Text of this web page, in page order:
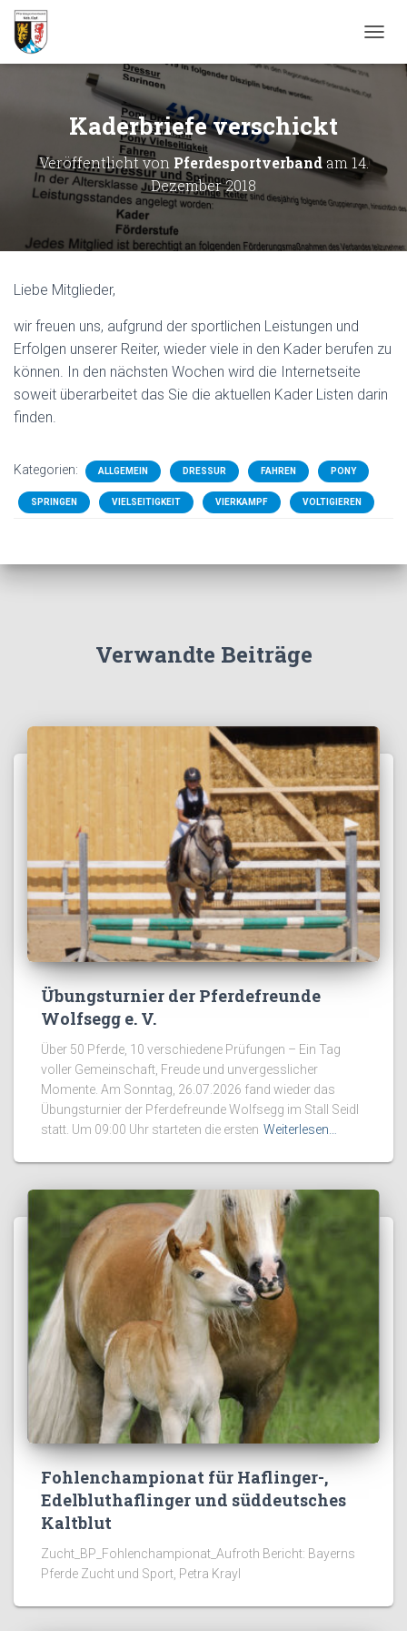
A
I
O
S
E
Kaderbriefe verschickt
Veröffentlicht von Pferdesportverbandam 14.
Dezember 2018
Liebe Mitglieder,
wir freuen uns, aufgrund der sportlichen Leistungen und
Erfolgen unserer Reiter, wieder viele in den Kader berufen zu
können. In den nächsten Wochen wird die Internetseite
soweit überarbeitet das Sie die aktuellen Kader Listen darin
finden.
Kategorien: ALLGEMEIN DRESSUR FAHREN PONY
SPRINGEN VIELSEITIGKEIT VIERKAMPF VOLTIGIEREN
Verwandte Beiträge
Übungsturnier der Pferdefreunde
Wolfsegg e. V.
Über 50 Pferde, 10 verschiedene Prüfungen – Ein Tag
voller Gemeinschaft, Freude und unvergesslicher
Momente. Am Sonntag, 26.07.2026 fand wieder das
Übungsturnier der Pferdefreunde Wolfsegg im Stall Seidl
statt. Um 09:00 Uhr starteten die ersten Weiterlesen…
Fohlenchampionat für Haflinger-,
Edelbluthaflinger und süddeutsches
Kaltblut
Zucht_BP_Fohlenchampionat_Aufroth Bericht: Bayerns
Pferde Zucht und Sport, Petra Krayl